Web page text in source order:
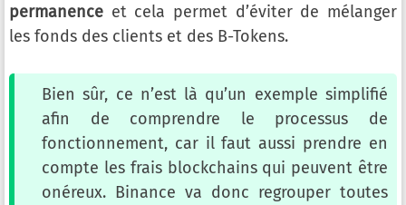
permanence et cela permet d’éviter de mélanger
les fonds des clients et des B-Tokens.
Bien sûr, ce n’est là qu’un exemple simplifié
afin de comprendre le processus de
fonctionnement, car il faut aussi prendre en
compte les frais blockchains qui peuvent être
onéreux. Binance va donc regrouper toutes